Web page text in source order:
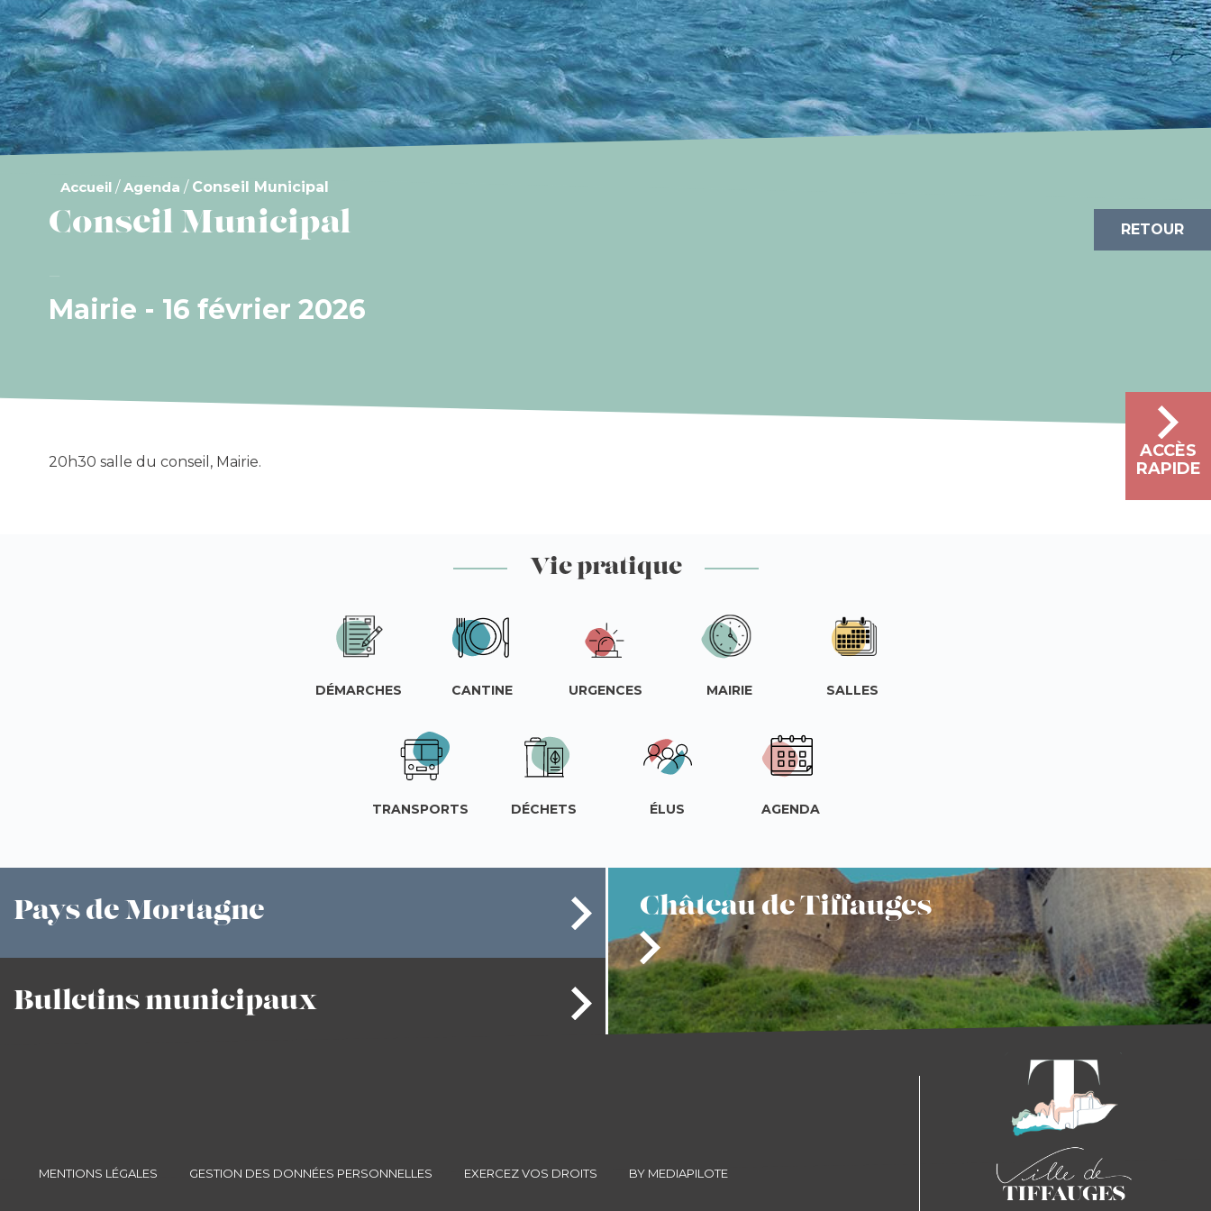
ACCÈS
RAPIDE
Accueil /Agenda / Conseil Municipal
RETOUR
Conseil Municipal
Mairie - 16 février 2026
20h30 salle du conseil, Mairie.
Vie pratique
DÉMARCHES CANTINE URGENCES MAIRIE SALLES
TRANSPORTS DÉCHETS ÉLUS AGENDA
Pays de Mortagne
Bulletinsmunicipaux
Châteaude Tiffauges
MENTIONS LÉGALES GESTION DES DONNÉES PERSONNELLES EXERCEZ VOS DROITS BY MEDIAPILOTE